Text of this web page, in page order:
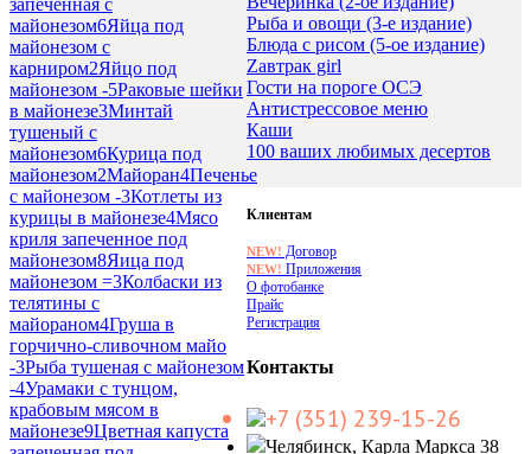
майонезом6Яйца под
майонезом с
карниром2Яйцо под
майонезом -5Раковые шейки
в майонезе3Минтай
тушеный с
майонезом6Курица под
майонезом2Майоран4Печенье
с майонезом -3Котлеты из
курицы в майонезе4Мясо
криля запеченное под
майонезом8Яица под
майонезом =3Колбаски из
телятины с
майораном4Груша в
горчично-сливочном майо
-3Рыба тушеная с майонезом
-4Урамаки с тунцом,
крабовым мясом в
майонезе9Цветная капуста
Рыба и овощи (3-е издание)
Блюда с рисом (5-ое издание)
Zавтрак girl
Гости на пороге ОСЭ
Антистрессовое меню
Каши
100 ваших любимых десертов
Клиентам
NEW! Договор
NEW! Приложения
О фотобанке
Прайс
Регистрация
Контакты
+7 (351) 239-15-26
Челябинск, Карла Маркса 38